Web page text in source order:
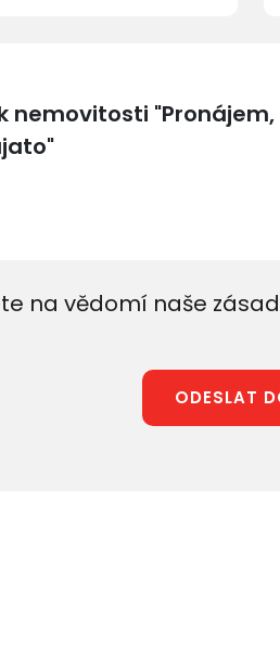
na vědomí naše
ODESLAT